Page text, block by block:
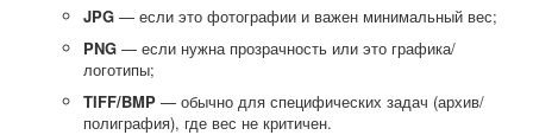
JPG — если это фотографии и важен минимальный вес;
PNG — если нужна прозрачность или это графика/
логотипы;
TIFF/BMP — обычно для специфических задач (архив/
полиграфия), где вес не критичен.